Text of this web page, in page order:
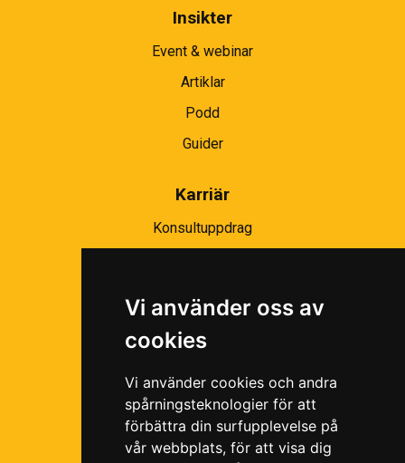
Vi använder oss av
cookies
Vi använder cookies och andra
spårningsteknologier för att
förbättra din surfupplevelse på
vår webbplats, för att visa dig
Insikter
Event & webinar
Artiklar
Podd
Guider
Karriär
Konsultuppdrag
Ramavtal